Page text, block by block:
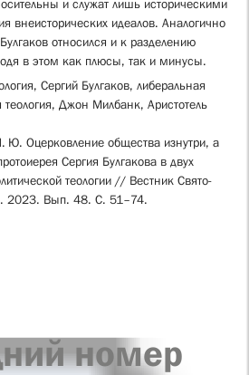
и служат лишь историческими
внеисторических идеалов. Аналогично
относился и к разделению
в этом как плюсы, так и минусы.
Сергий Булгаков, либеральная
теология, Джон Милбанк, Аристотель
Ю. Оцерковление общества изнутри, а
Сергия Булгакова в двух
тео­логии // Вестник Свято-
2023. Вып. 48. C. 51–74.
номер